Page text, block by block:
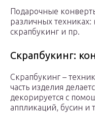
Подарочные
различных
скрапбукинг и пр.
Скрапбукинг:
Скрапбукинг –
часть изделия
декорируется с
аппликаций, бусин и